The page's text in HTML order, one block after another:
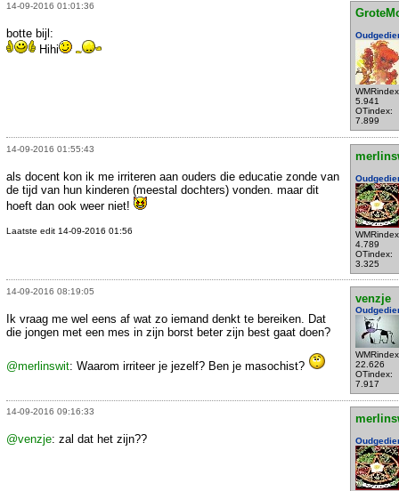
14-09-2016 01:01:36
5.941
OTindex:
7.899
botte bijl:
Hihi
14-09-2016 01:55:43
4.789
OTindex:
3.325
als docent kon ik me irriteren aan ouders die educatie zonde van
de tijd van hun kinderen (meestal dochters) vonden. maar dit
hoeft dan ook weer niet!
Laatste edit 14-09-2016 01:56
14-09-2016 08:19:05
venzje
22.626
OTindex:
7.917
Ik vraag me wel eens af wat zo iemand denkt te bereiken. Dat
die jongen met een mes in zijn borst beter zijn best gaat doen?
@merlinswit: Waarom irriteer je jezelf? Ben je masochist?
14-09-2016 09:16:33
@venzje: zal dat het zijn??